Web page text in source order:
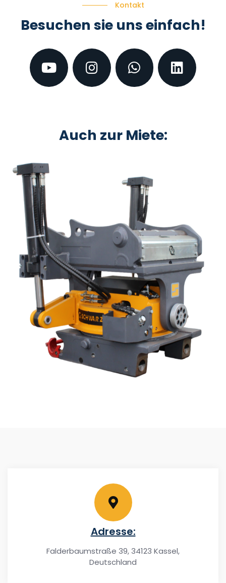
Auch zur Miete:
Kontakt
Besuchen sie uns einfach!
Adresse:
Falderbaumstraße 39, 34123 Kassel,
Deutschland